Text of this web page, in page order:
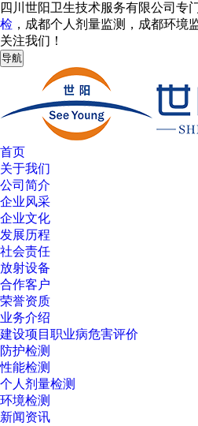
四川世阳卫生技术服务有限公司专
检 ，成都个人剂量监测，成都环境
关注我们！
导航
首页
关于我们
公司简介
企业风采
企业文化
发展历程
社会责任
放射设备
合作客户
荣誉资质
业务介绍
建设项目职业病危害评价
防护检测
性能检测
个人剂量检测
环境检测
新闻资讯